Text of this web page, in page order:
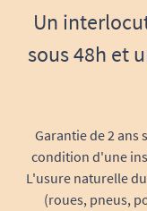
Un
sous 48h et
Garantie de 2
condition d'une
L'usure naturelle
(roues, pneus,